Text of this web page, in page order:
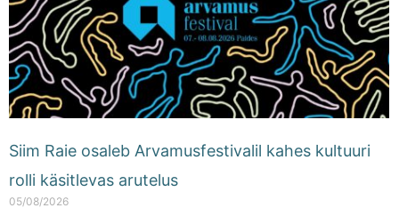
Siim Raie osaleb Arvamusfestivalil kahes kultuuri
rolli käsitlevas arutelus
05/08/2026